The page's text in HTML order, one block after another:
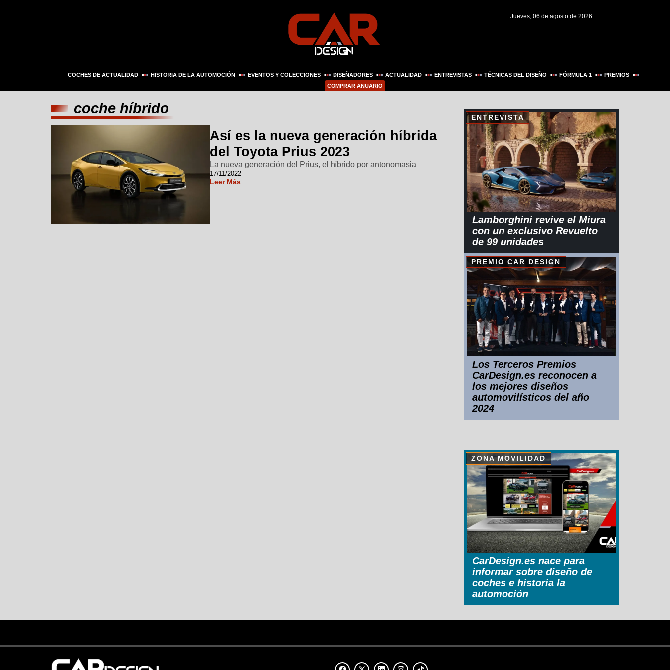
Jueves, 06 de agosto de 2026
COCHES DE ACTUALIDAD HISTORIA DE LA AUTOMOCIÓN EVENTOS Y COLECCIONES DISEÑADORES ACTUALIDAD ENTREVISTAS TÉCNICAS DEL DISEÑO FÓRMULA 1
PREMIOS
COMPRAR ANUARIO
coche híbrido
Así es la nueva generación híbrida
del Toyota Prius 2023
La nueva generación del Prius, el híbrido por antonomasia
17/11/2022
Leer Más
ENTREVISTA
Lamborghini revive el Miura
con un exclusivo Revuelto
de 99 unidades
PREMIO CAR DESIGN
Los Terceros Premios
CarDesign.es reconocen a
los mejores diseños
automovilísticos del año
2024
ZONA MOVILIDAD
CarDesign.es nace para
informar sobre diseño de
coches e historia la
automoción